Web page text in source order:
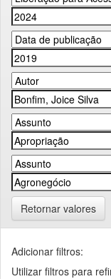
Retornar valores
Adicionar filtros:
Utilizar filtros para